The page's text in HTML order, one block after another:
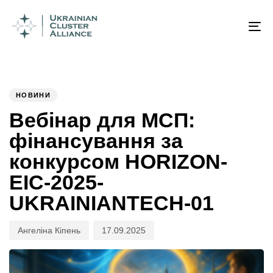
IN:
НОВИНИ
Вебінар для МСП:
фінансування за
конкурсом HORIZON-
EIC-2025-
UKRAINIANTECH-01
Ангеліна Кіпень
on:
17.09.2025